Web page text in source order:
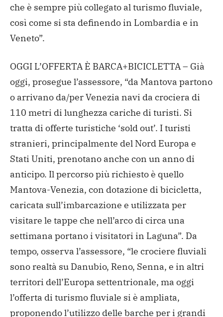
che è sempre più collegato al turismo fluviale,
così come si sta definendo in Lombardia e in
Veneto”.
OGGI L’OFFERTA È BARCA+BICICLETTA – Già
oggi, prosegue l’assessore, “da Mantova partono
o arrivano da/per Venezia navi da crociera di
110 metri di lunghezza cariche di turisti. Si
tratta di offerte turistiche ‘sold out’. I turisti
stranieri, principalmente del Nord Europa e
Stati Uniti, prenotano anche con un anno di
anticipo. Il percorso più richiesto è quello
Mantova-Venezia, con dotazione di bicicletta,
caricata sull’imbarcazione e utilizzata per
visitare le tappe che nell’arco di circa una
settimana portano i visitatori in Laguna”. Da
tempo, osserva l’assessore, “le crociere fluviali
sono realtà su Danubio, Reno, Senna, e in altri
territori dell’Europa settentrionale, ma oggi
l’offerta di turismo fluviale si è ampliata,
proponendo l’utilizzo delle barche per i grandi